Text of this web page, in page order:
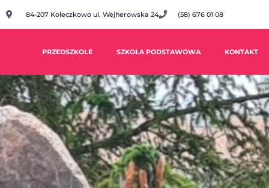
84-207 Koleczkowo ul. Wejherowska 24 (58) 676 01 08
PRZEDSZKOLE SZKOŁA PODSTAWOWA KONTAKT